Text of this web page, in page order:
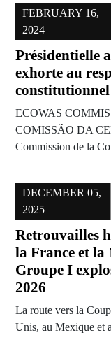
FEBRUARY 16,
2024
Présidentielle
exhorte au
constitutionnel
ECOWAS
COMISSÃO DA
Commission de la
DECEMBER 05,
2025
Retrouvailles
la France et la
Groupe I
2026
La route vers la
Unis, au Mexique et